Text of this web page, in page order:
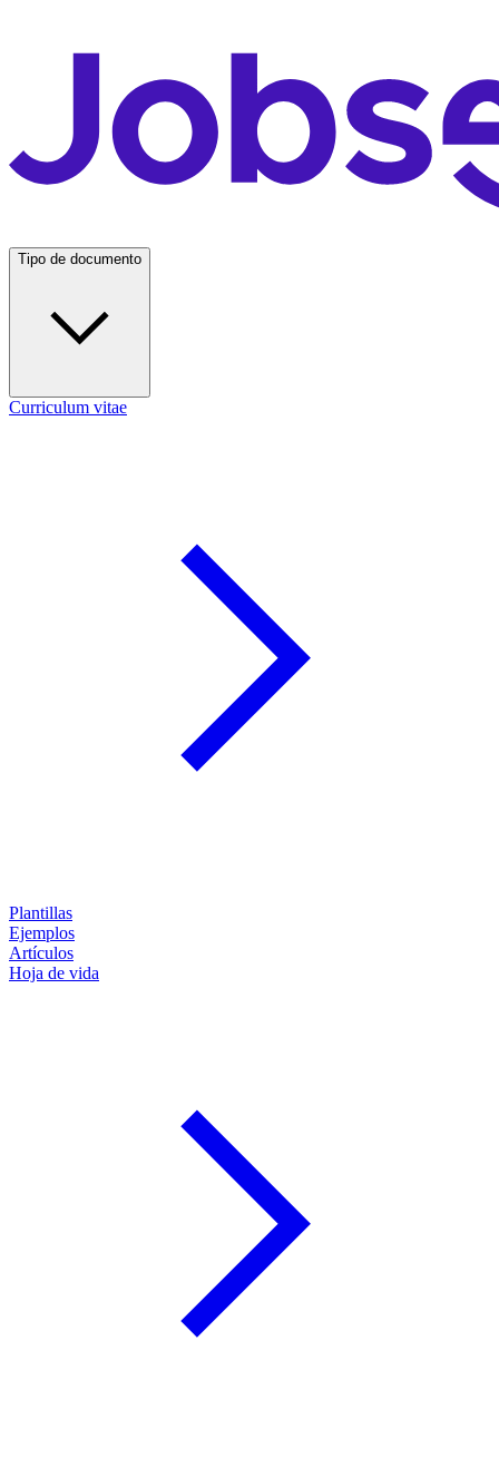
Tipo de documento
Curriculum vitae
Plantillas
Ejemplos
Artículos
Hoja de vida